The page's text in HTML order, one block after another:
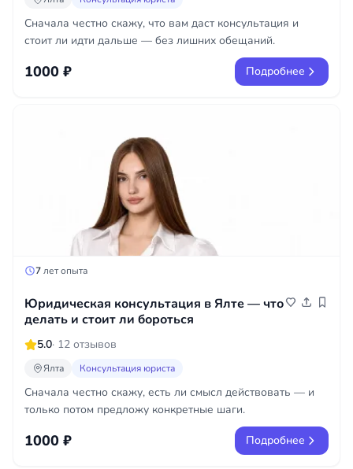
Сначала честно скажу, что вам даст консультация и
стоит ли идти дальше — без лишних обещаний.
1000 ₽ Подробнее
7лет опыта
Юридическая консультация в Ялте — что
делать и стоит ли бороться
5.0· 12 отзывов
Ялта Консультация юриста
Сначала честно скажу, есть ли смысл действовать — и
только потом предложу конкретные шаги.
1000 ₽ Подробнее